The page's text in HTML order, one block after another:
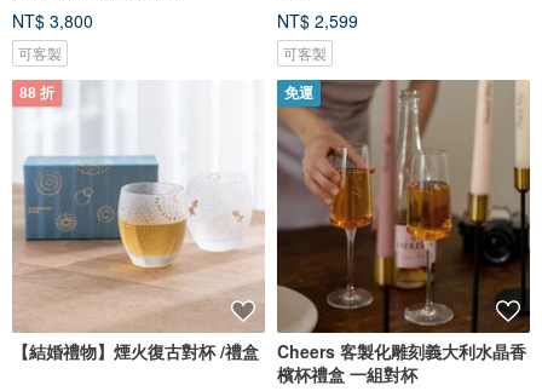
NT$ 3,800
可客製
NT$ 2,599
可客製
88 折
【結婚禮物】煙火復古對杯 /禮盒
免運
Cheers 客製化雕刻義大利水晶香
檳杯禮盒 一組對杯